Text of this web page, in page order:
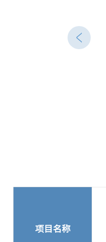
项目名称